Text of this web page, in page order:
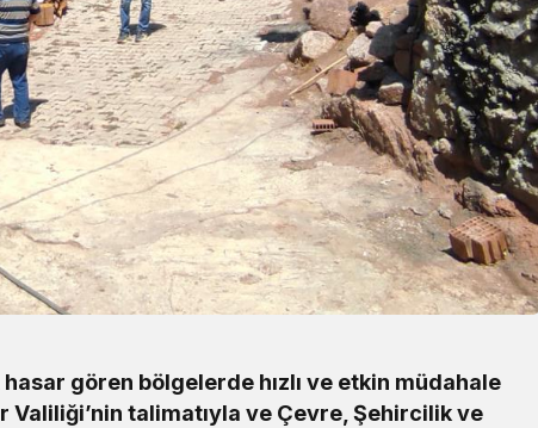
gören bölgelerde hızlı ve etkin müdahale
Valiliği’nin talimatıyla ve Çevre, Şehircilik ve